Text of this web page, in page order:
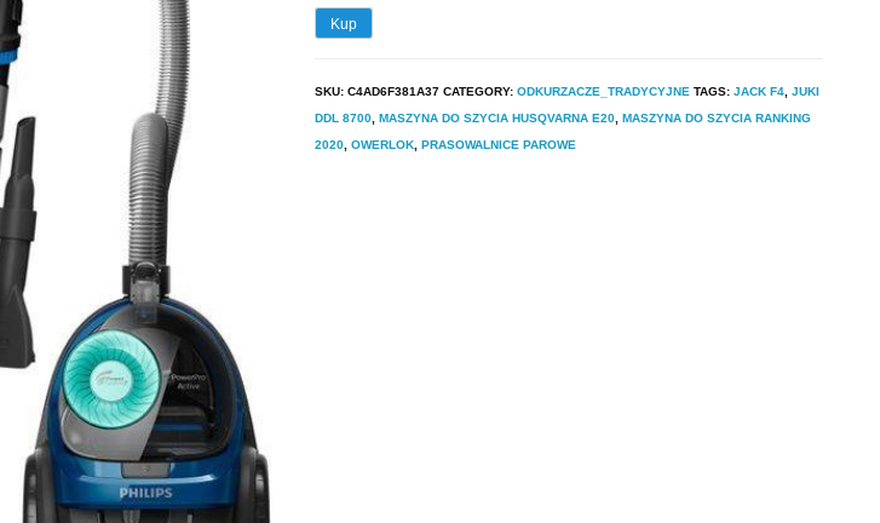
Kup
SKU: C4AD6F381A37 CATEGORY: ODKURZACZE_TRADYCYJNE TAGS: JACK F4, JUKI
DDL 8700, MASZYNA DO SZYCIA HUSQVARNA E20, MASZYNA DO SZYCIA RANKING
2020, OWERLOK, PRASOWALNICE PAROWE